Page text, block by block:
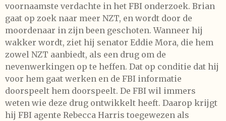
voornaamste verdachte in het FBI onderzoek. Brian
gaat op zoek naar meer NZT, en wordt door de
moordenaar in zijn been geschoten. Wanneer hij
wakker wordt, ziet hij senator Eddie Mora, die hem
zowel NZT aanbiedt, als een drug om de
nevenwerkingen op te heffen. Dat op conditie dat hij
voor hem gaat werken en de FBI informatie
doorspeelt hem doorspeelt. De FBI wil immers
weten wie deze drug ontwikkelt heeft. Daarop krijgt
hij FBI agente Rebecca Harris toegewezen als